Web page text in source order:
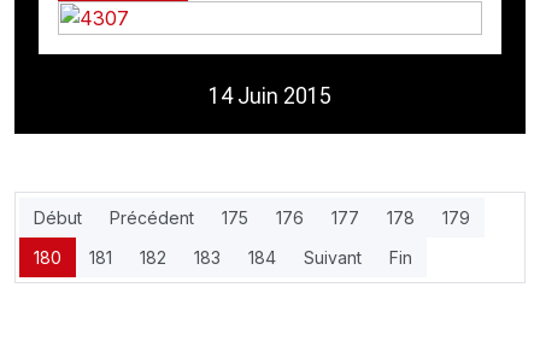
14 Juin 2015
Début Précédent 175 176 177 178
179
180
181 182 183 184 Suivant Fin